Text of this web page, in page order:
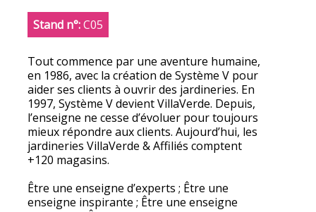
Stand n°:C05
Tout commence par une aventure humaine,
en 1986, avec la création de Système V pour
aider ses clients à ouvrir des jardineries. En
1997, Système V devient VillaVerde. Depuis,
l’enseigne ne cesse d’évoluer pour toujours
mieux répondre aux clients. Aujourd’hui, les
jardineries VillaVerde & Affiliés comptent
+120 magasins.
Être une enseigne d’experts ; Être une
enseigne inspirante ; Être une enseigne